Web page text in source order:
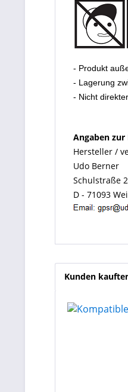
- Produkt
- Lagerung
- Nicht
Angaben
Hersteller /
Udo Berner
Schulstraße
D - 71093
Kunden